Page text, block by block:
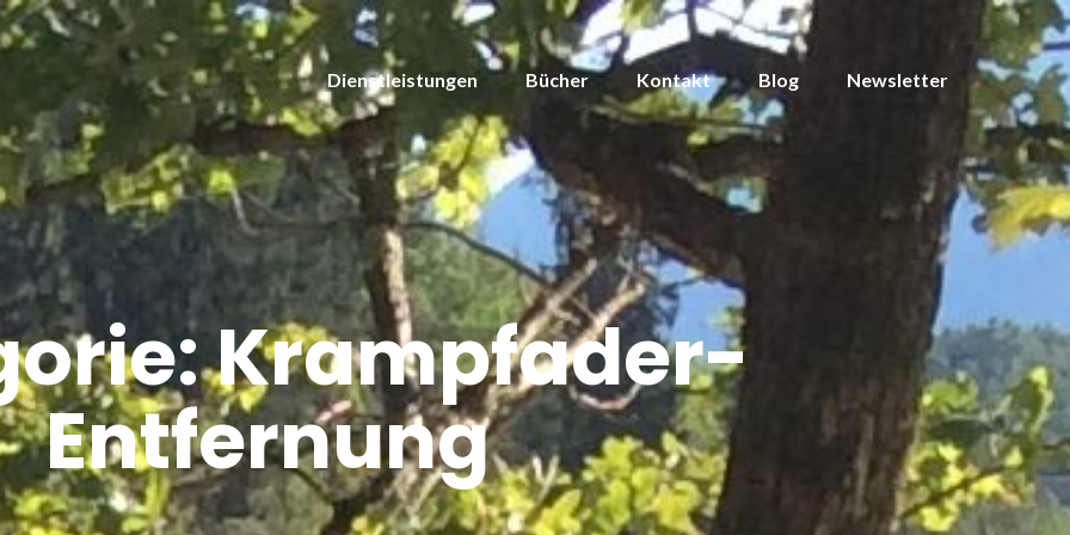
Dienstleistungen Bücher Kontakt Blog Newsletter
Krampfader-
Entfernung